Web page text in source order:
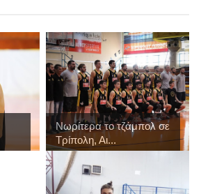
Νωρίτερα το τζάμπολ σε
Τρίπολη, Αι...